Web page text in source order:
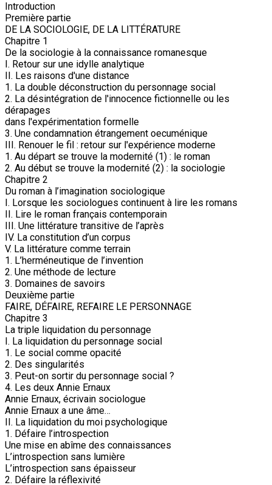
Introduction
Première partie
DE LA SOCIOLOGIE, DE LA LITTÉRATURE
Chapitre 1
De la sociologie à la connaissance romanesque
I. Retour sur une idylle analytique
II. Les raisons d'une distance
1. La double déconstruction du personnage social
2. La désintégration de l'innocence fictionnelle ou les
dérapages
dans l'expérimentation formelle
3. Une condamnation étrangement oecuménique
III. Renouer le fil : retour sur l'expérience moderne
1. Au départ se trouve la modernité (1) : le roman
2. Au début se trouve la modernité (2) : la sociologie
Chapitre 2
Du roman à l’imagination sociologique
I. Lorsque les sociologues continuent à lire les romans
II. Lire le roman français contemporain
III. Une littérature transitive de l’après
IV. La constitution d’un corpus
V. La littérature comme terrain
1. L’herméneutique de l’invention
2. Une méthode de lecture
3. Domaines de savoirs
Deuxième partie
FAIRE, DÉFAIRE, REFAIRE LE PERSONNAGE
Chapitre 3
La triple liquidation du personnage
I. La liquidation du personnage social
1. Le social comme opacité
2. Des singularités
3. Peut-on sortir du personnage social ?
4. Les deux Annie Ernaux
Annie Ernaux, écrivain sociologue
Annie Ernaux a une âme…
II. La liquidation du moi psychologique
1. Défaire l’introspection
Une mise en abîme des connaissances
L’introspection sans lumière
L’introspection sans épaisseur
2. Défaire la réflexivité